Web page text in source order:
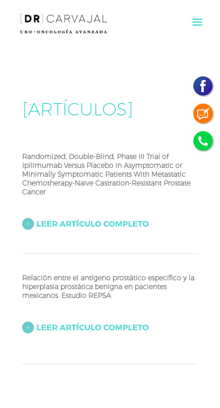
[ARTÍCULOS]
Randomized, Double-Blind, Phase III Trial of
Ipilimumab Versus Placebo in Asymptomatic or
Minimally Symptomatic Patients With Metastatic
Chemotherapy-Naive Castration-Resistant Prostate
Cancer
Relación entre el antígeno prostático específico y la
hiperplasia prostática benigna en pacientes
mexicanos. Estudio REPSA